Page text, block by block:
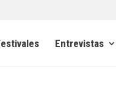
Entrevistas